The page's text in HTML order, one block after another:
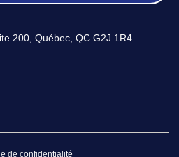
200, Québec, QC G2J 1R4
de confidentialité